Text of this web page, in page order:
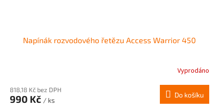
Napínák rozvodového řetězu Access Warrior 450
Vyprodáno
818,18 Kč bez DPH
990 Kč / ks
Do košíku